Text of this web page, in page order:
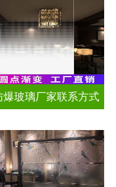
爆玻璃厂家联系方式